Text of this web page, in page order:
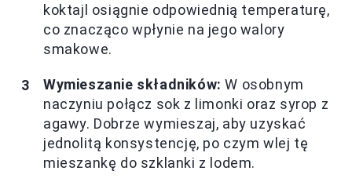
koktajl osiągnie odpowiednią temperaturę,
co znacząco wpłynie na jego walory
smakowe.
Wymieszanie składników: W osobnym
naczyniu połącz sok z limonki oraz syrop z
agawy. Dobrze wymieszaj, aby uzyskać
jednolitą konsystencję, po czym wlej tę
mieszankę do szklanki z lodem.